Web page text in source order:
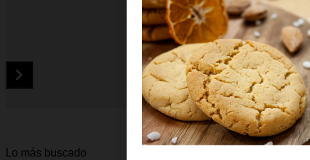
Diapositiva 1 de 5. Apple iPhone SE - Yellow - imagen 1
Lo más buscado